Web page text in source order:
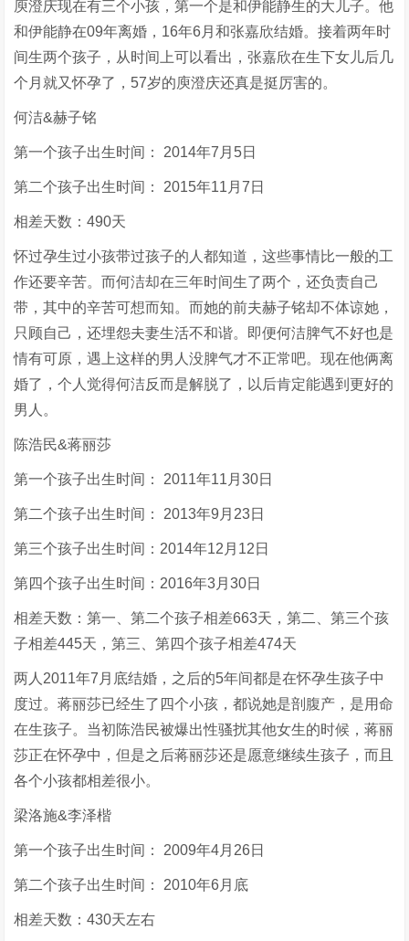
庾澄庆现在有三个小孩，第一个是和伊能静生的大儿子。他
和伊能静在09年离婚，16年6月和张嘉欣结婚。接着两年时
间生两个孩子，从时间上可以看出，张嘉欣在生下女儿后几
个月就又怀孕了，57岁的庾澄庆还真是挺厉害的。
何洁&赫子铭
第一个孩子出生时间： 2014年7月5日
第二个孩子出生时间： 2015年11月7日
相差天数：490天
怀过孕生过小孩带过孩子的人都知道，这些事情比一般的工
作还要辛苦。而何洁却在三年时间生了两个，还负责自己
带，其中的辛苦可想而知。而她的前夫赫子铭却不体谅她，
只顾自己，还埋怨夫妻生活不和谐。即便何洁脾气不好也是
情有可原，遇上这样的男人没脾气才不正常吧。现在他俩离
婚了，个人觉得何洁反而是解脱了，以后肯定能遇到更好的
男人。
陈浩民&蒋丽莎
第一个孩子出生时间： 2011年11月30日
第二个孩子出生时间： 2013年9月23日
第三个孩子出生时间：2014年12月12日
第四个孩子出生时间：2016年3月30日
相差天数：第一、第二个孩子相差663天，第二、第三个孩
子相差445天，第三、第四个孩子相差474天
两人2011年7月底结婚，之后的5年间都是在怀孕生孩子中
度过。蒋丽莎已经生了四个小孩，都说她是剖腹产，是用命
在生孩子。当初陈浩民被爆出性骚扰其他女生的时候，蒋丽
莎正在怀孕中，但是之后蒋丽莎还是愿意继续生孩子，而且
各个小孩都相差很小。
梁洛施&李泽楷
第一个孩子出生时间： 2009年4月26日
第二个孩子出生时间： 2010年6月底
相差天数：430天左右